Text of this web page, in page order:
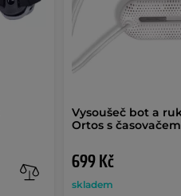
Vysoušeč bot a
Ortos s časovačem
699 Kč
skladem